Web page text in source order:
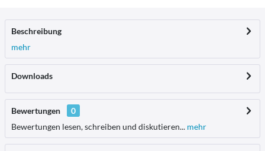
Beschreibung
mehr
Downloads
Bewertungen
0
Bewertungen lesen, schreiben und diskutieren... mehr